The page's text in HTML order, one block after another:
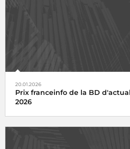
20.01.2026
Prix franceinfo de la BD
2026